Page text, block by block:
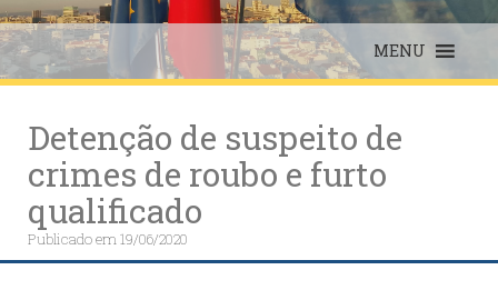
MENU
Detenção de suspeito de
crimes de roubo e furto
qualificado
Publicado em19/06/2020